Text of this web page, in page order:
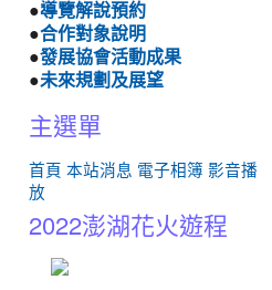
●導覽解說預約
●合作對象說明
●發展協會活動成果
●未來規劃及展望
主選單
首頁 本站消息 電子相簿 影音播
放
2022澎湖花火遊程